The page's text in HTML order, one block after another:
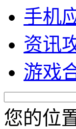
手机
资讯
游戏
您的位